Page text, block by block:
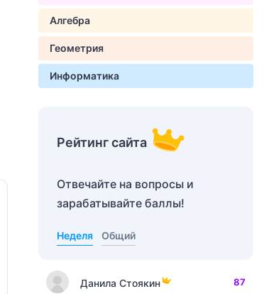
Алгебра
Геометрия
Информатика
Рейтинг сайта
Отвечайте на вопросы и
зарабатывайте баллы!
Неделя Общий
Данила Стоякин 87